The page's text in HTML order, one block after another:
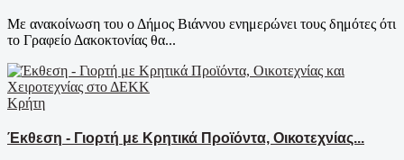
Με ανακοίνωση του ο Δήμος Βιάννου ενημερώνει τους δημότες ότι
το Γραφείο Δακοκτονίας θα...
Κρήτη
Έκθεση - Γιορτή με Κρητικά Προϊόντα, Οικοτεχνίας...